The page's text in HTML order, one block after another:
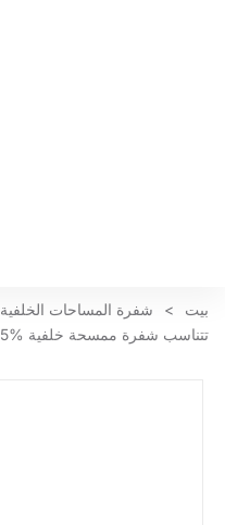
بيت > شفرة المساحات الخلفية
تتناسب شفرة ممسحة خلفية Clwiper 95% السيارات العالمية